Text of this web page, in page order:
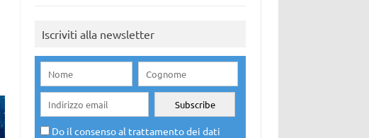
Iscriviti alla newsletter
Do il consenso al trattamento dei dati